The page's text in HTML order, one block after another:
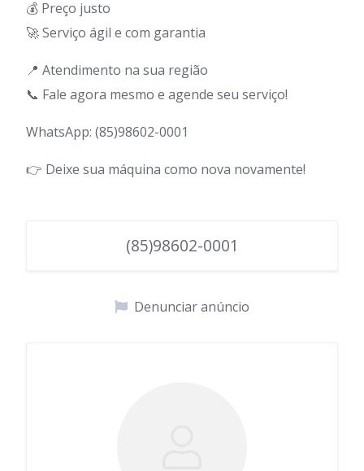
💰 Preço justo
🚀 Serviço ágil e com garantia
📍 Atendimento na sua região
📞 Fale agora mesmo e agende seu serviço!
WhatsApp: (85)98602-0001
👉 Deixe sua máquina como nova novamente!
(85)98602-0001
Denunciar anúncio